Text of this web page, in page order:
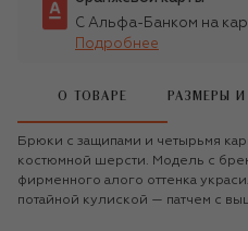
С Альфа-Банком на
Подробнее
О ТОВАРЕ РАЗМЕРЫ
Брюки с защипами и четырьмя
костюмной шерсти. Модель с
фирменного алого оттенка
потайной кулиской — патчем с